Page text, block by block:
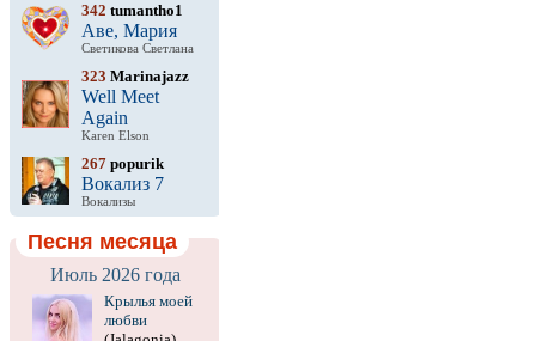
342 tumantho1
Аве, Мария
Светикова Светлана
323 Marinajazz
Well Meet
Again
Karen Elson
267 popurik
Вокализ 7
Вокализы
Песня месяца
Июль 2026 года
Крылья моей
любви